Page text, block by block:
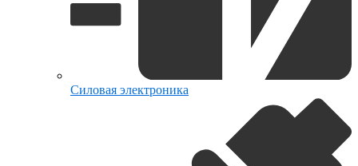
Силовая электроника